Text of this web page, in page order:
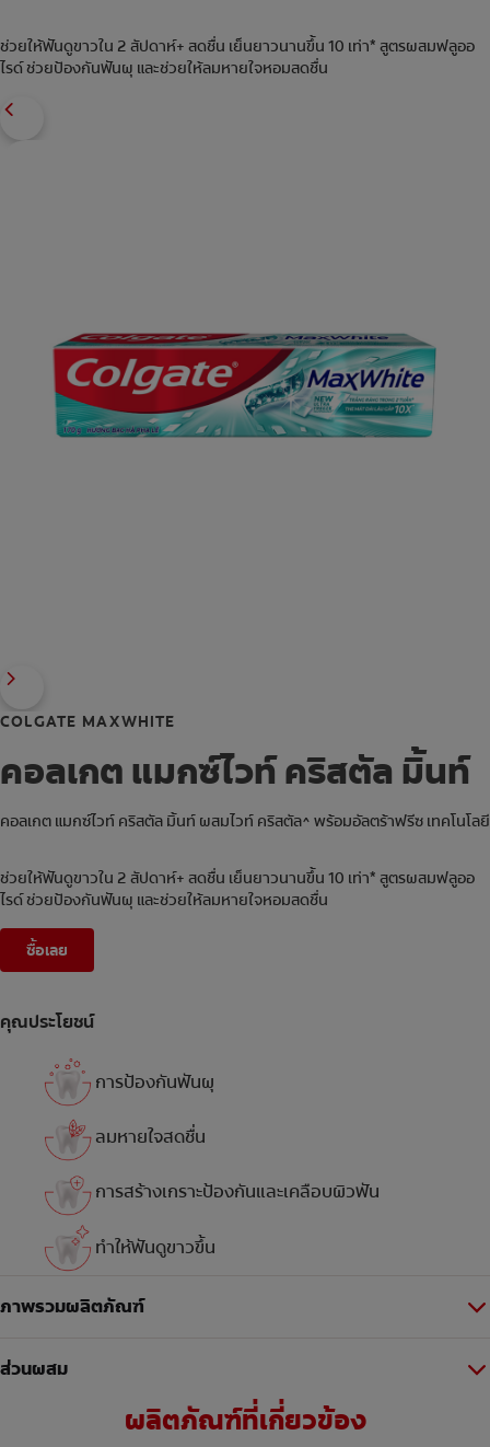
ช่วยให้ฟันดูขาวใน 2 สัปดาห์+ สดชื่น เย็นยาวนานขึ้น 10 เท่า* สูตรผสมฟลูออ
ไรด์ ช่วยป้องกันฟันผุ และช่วยให้ลมหายใจหอมสดชื่น
COLGATE MAXWHITE
คอลเกต แมกซ์ไวท์ คริสตัล มิ้นท์
คอลเกต แมกซ์ไวท์ คริสตัล มิ้นท์ ผสมไวท์ คริสตัล^ พร้อมอัลตร้าฟรีซ เทคโนโลยี
ช่วยให้ฟันดูขาวใน 2 สัปดาห์+ สดชื่น เย็นยาวนานขึ้น 10 เท่า* สูตรผสมฟลูออ
ไรด์ ช่วยป้องกันฟันผุ และช่วยให้ลมหายใจหอมสดชื่น
ซื้อเลย
คุณประโยชน์
การป้องกันฟันผุ
ลมหายใจสดชื่น
การสร้างเกราะป้องกันและเคลือบผิวฟัน
ทำให้ฟันดูขาวขึ้น
ภาพรวมผลิตภัณฑ์
ส่วนผสม
ผลิตภัณฑ์ที่เกี่ยวข้อง